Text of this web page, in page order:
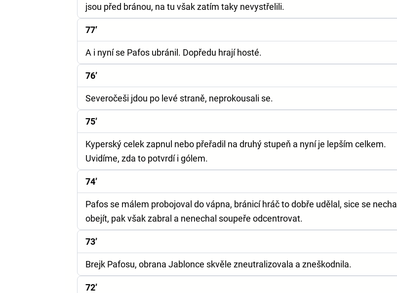
jsou před bránou, na tu však zatím taky nevystřelili.
77’
A i nyní se Pafos ubránil. Dopředu hrají hosté.
76’
Severočeši jdou po levé straně, neprokousali se.
75’
Kyperský celek zapnul nebo přeřadil na druhý stupeň a nyní je lepším celkem.
Uvidíme, zda to potvrdí i gólem.
74’
Pafos se málem probojoval do vápna, bránicí hráč to dobře udělal, sice se nechal
obejít, pak však zabral a nenechal soupeře odcentrovat.
73’
Brejk Pafosu, obrana Jablonce skvěle zneutralizovala a zneškodnila.
72’